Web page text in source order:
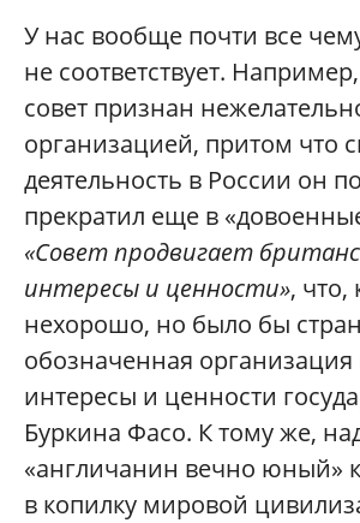
У нас вообще почти все
не соответствует.
совет признан
организацией, притом что
деятельность в России он
прекратил еще в
«Совет продвигает
интересы и ценности», что,
нехорошо, но было бы
обозначенная организация
интересы и ценности
Буркина Фасо. К тому же,
«англичанин вечно юный»
в копилку мировой